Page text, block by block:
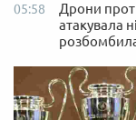
05:58
Дрони
атакувала